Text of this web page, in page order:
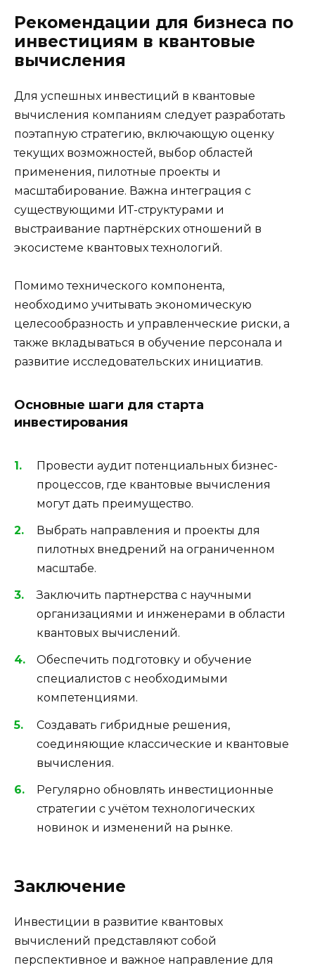
Рекомендации для бизнеса по
инвестициям в квантовые
вычисления
Для успешных инвестиций в квантовые
вычисления компаниям следует разработать
поэтапную стратегию, включающую оценку
текущих возможностей, выбор областей
применения, пилотные проекты и
масштабирование. Важна интеграция с
существующими ИТ-структурами и
выстраивание партнёрских отношений в
экосистеме квантовых технологий.
Помимо технического компонента,
необходимо учитывать экономическую
целесообразность и управленческие риски, а
также вкладываться в обучение персонала и
развитие исследовательских инициатив.
Основные шаги для старта
инвестирования
Провести аудит потенциальных бизнес-
процессов, где квантовые вычисления
могут дать преимущество.
Выбрать направления и проекты для
пилотных внедрений на ограниченном
масштабе.
Заключить партнерства с научными
организациями и инженерами в области
квантовых вычислений.
Обеспечить подготовку и обучение
специалистов с необходимыми
компетенциями.
Создавать гибридные решения,
соединяющие классические и квантовые
вычисления.
Регулярно обновлять инвестиционные
стратегии с учётом технологических
новинок и изменений на рынке.
Заключение
Инвестиции в развитие квантовых
вычислений представляют собой
перспективное и важное направление для